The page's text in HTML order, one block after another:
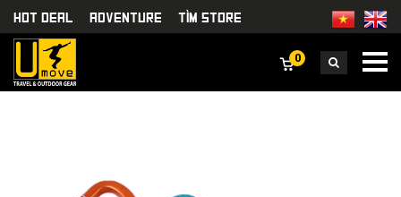
HOT DEAL Adventure TÌm Store
0